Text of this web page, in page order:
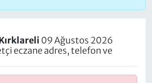
09 Ağustos 2026
eczane adres, telefon ve